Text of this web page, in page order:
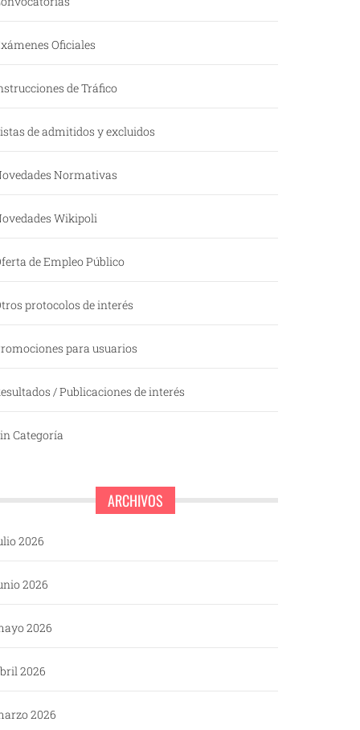
Oficiales
de Tráfico
de admitidos y excluidos
Normativas
Wikipoli
de Empleo Público
protocolos de interés
para usuarios
/ Publicaciones de interés
Categoría
ARCHIVOS
2026
2026
2026
2026
2026